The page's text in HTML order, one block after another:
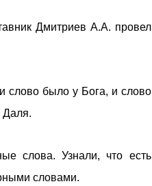
Дмитриев А.А. провел
слово было у Бога, и слово
Даля.
слова. Узнали, что есть
словами.